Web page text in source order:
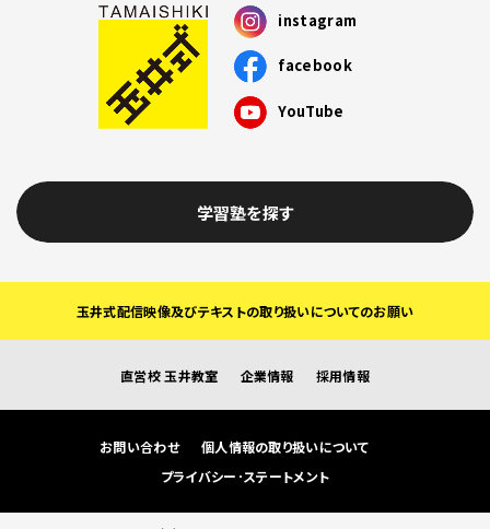
instagram
facebook
YouTube
学習塾を探す
玉井式配信映像及びテキストの取り扱いについてのお願い
直営校 玉井教室 企業情報 採用情報
お問い合わせ
個人情報の取り扱いについて
プライバシー･ステートメント